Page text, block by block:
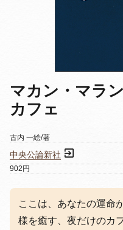
マカン・マラ
カフェ
古内 一絵/著
中央公論新社
902円
ここは、あなたの運
様を癒す、夜だけのカ